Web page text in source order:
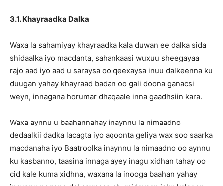
3.1. Khayraadka Dalka
Waxa la sahamiyay khayraadka kala duwan ee dalka sida
shidaalka iyo macdanta, sahankaasi wuxuu sheegayaa
rajo aad iyo aad u saraysa oo qeexaysa inuu dalkeenna ku
duugan yahay khayraad badan oo gali doona ganacsi
weyn, innagana horumar dhaqaale inna gaadhsiin kara.
Waxa aynnu u baahannahay inaynnu la nimaadno
dedaalkii dadka lacagta iyo aqoonta geliya wax soo saarka
macdanaha iyo Baatroolka inaynnu la nimaadno oo aynnu
ku kasbanno, taasina innaga ayey inagu xidhan tahay oo
cid kale kuma xidhna, waxana la inooga baahan yahay